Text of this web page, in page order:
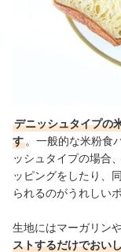
デニッシュタイプの
す 。一般的な米粉食
ッシュタイプの場合
ッピングをしたり、
られるのがうれしい
生地にはマーガリン
ストするだけでおい